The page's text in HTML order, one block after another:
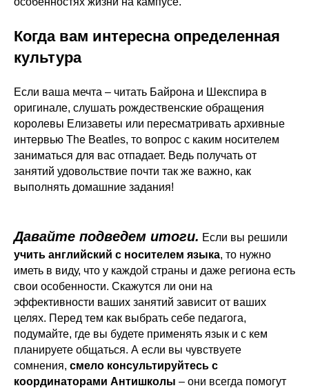
Когда вам интересна определенная
культура
Если ваша мечта – читать Байрона и Шекспира в
оригинале, слушать рождественские обращения
королевы Елизаветы или пересматривать архивные
интервью The Beatles, то вопрос с каким носителем
заниматься для вас отпадает. Ведь получать от
занятий удовольствие почти так же важно, как
выполнять домашние задания!
Давайте подведем итоги. Если вы решили
учить английский с носителем языка, то нужно
иметь в виду, что у каждой страны и даже региона есть
свои особенности. Скажутся ли они на
эффективности ваших занятий зависит от ваших
целях. Перед тем как выбрать себе педагога,
подумайте, где вы будете применять язык и с кем
планируете общаться. А если вы чувствуете
сомнения, смело консультируйтесь с
координаторами Антишколы – они всегда помогут